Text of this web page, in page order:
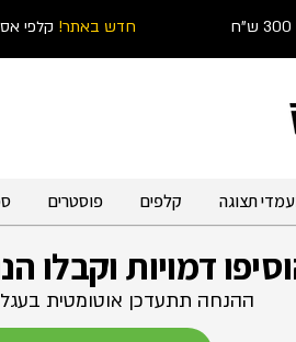
חדש באתר! קלפי
תצוגה קלפים פוסטרים
ההנחה תתעדכן אוטומטית
דמויות וקבלו